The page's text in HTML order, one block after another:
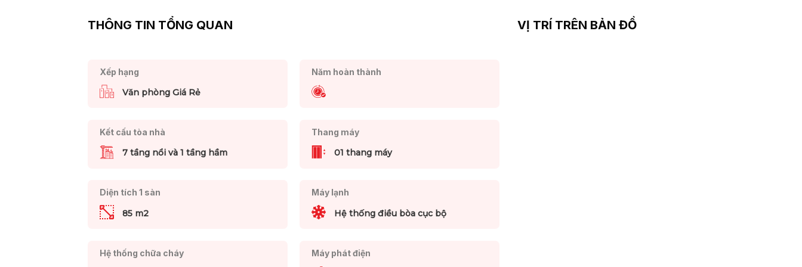
THÔNG TIN TỔNG QUAN
Xếp hạng
Văn phòng Giá Rẻ
Năm hoàn thành
Kết cấu tòa nhà
7 tầng nổi và 1 tầng hầm
Thang máy
01 thang máy
Diện tích 1 sàn
85 m2
Máy lạnh
Hệ thống điều bòa cục bộ
Hệ thống chữa cháy Máy phát điện
VỊ TRÍ TRÊN BẢN ĐỒ